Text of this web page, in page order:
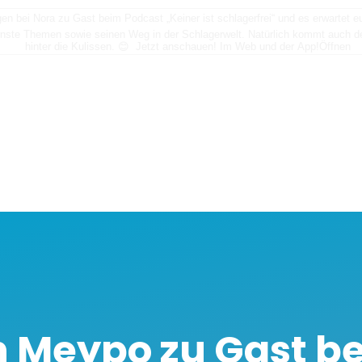
bei Nora zu Gast beim Podcast „Keiner ist schlagerfrei“ und es erwartet
Themen sowie seinen Weg in der Schlagerwelt. Natürlich kommt auch
Meypo zu Gast